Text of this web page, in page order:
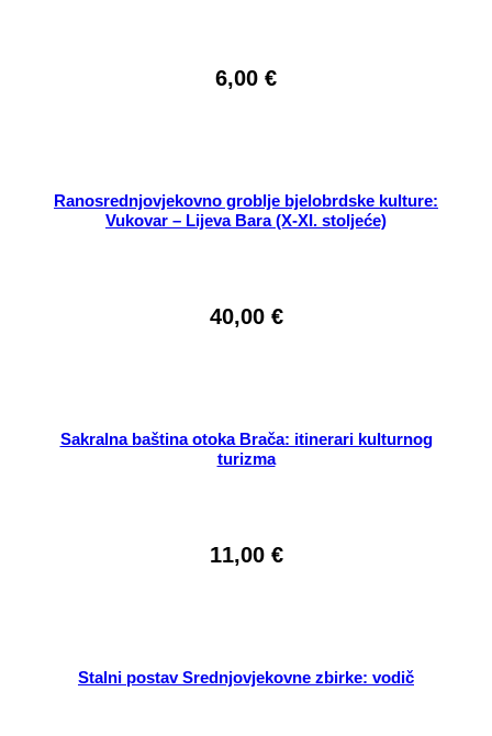
6,00 €
Ranosrednjovjekovno groblje bjelobrdske kulture:
Vukovar – Lijeva Bara (X-XI. stoljeće)
40,00 €
Sakralna baština otoka Brača: itinerari kulturnog
turizma
11,00 €
Stalni postav Srednjovjekovne zbirke: vodič